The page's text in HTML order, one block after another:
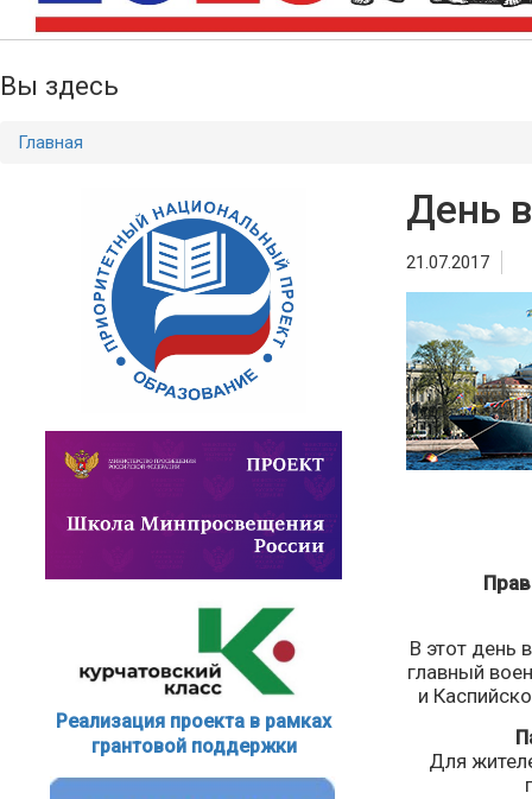
Вы здесь
Главная
Реализация проекта в рамках
грантовой поддержки
День
21.07.2017
В этот день
главный
и
Для